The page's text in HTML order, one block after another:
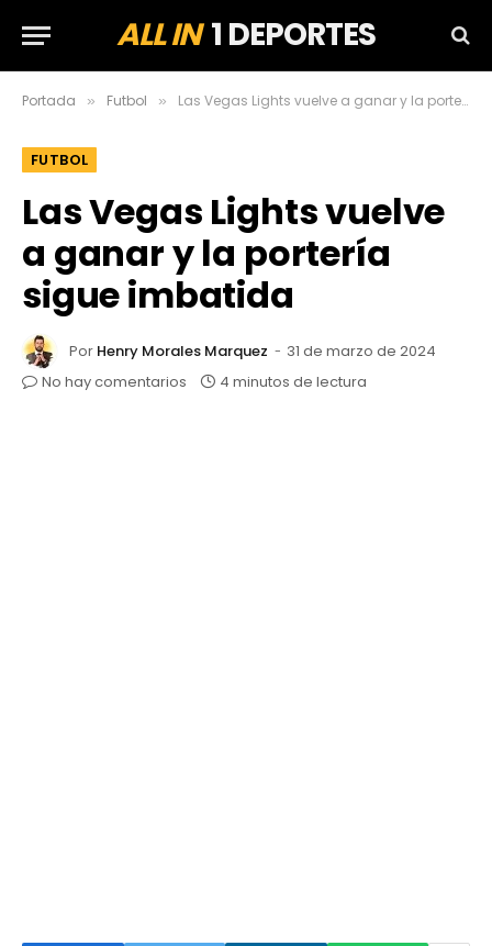
ALL IN1 DEPORTES
Portada » Futbol » Las Vegas Lights vuelve a ganar y la portería sigue imbatida
FUTBOL
Las Vegas Lights vuelve
a ganar y la portería
sigue imbatida
Por Henry Morales Marquez
31 de marzo de 2024
No hay comentarios
4 minutos de lectura